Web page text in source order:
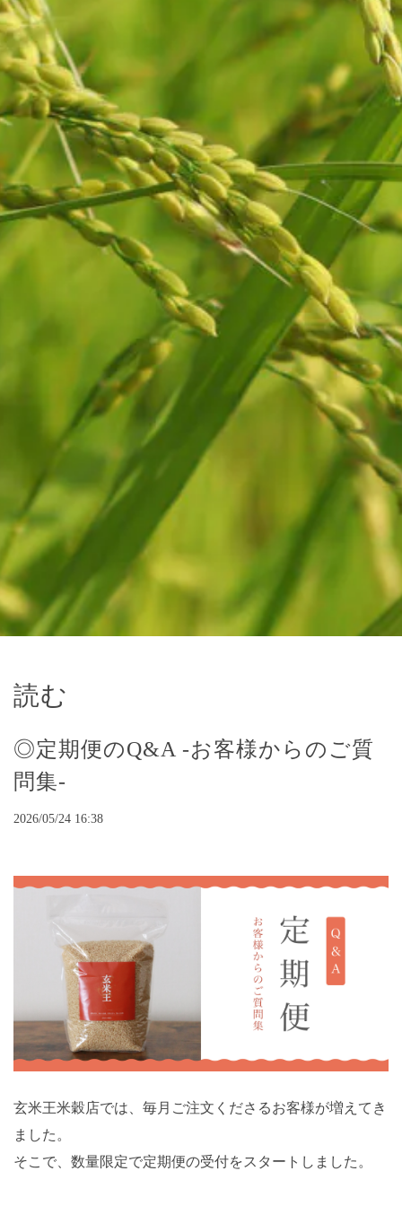
読む
◎定期便のQ&A -お客様からのご質
問集-
2026/05/24 16:38
玄米王米穀店では、毎月ご注文くださるお客様が増えてき
ました。
そこで、数量限定で定期便の受付をスタートしました。